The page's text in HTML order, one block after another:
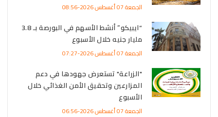
الجمعة 07 أغسطس 2026-08:56
“ايبيكو” أنشط الأسهم في البورصة بـ 3.8
مليار جنيه خلال الأسبوع
الجمعة 07 أغسطس 2026-07:27
"الزراعة" تستعرض جهودها في دعم
المزارعين وتحقيق الأمن الغذائي خلال
الأسبوع
الجمعة 07 أغسطس 2026-06:56